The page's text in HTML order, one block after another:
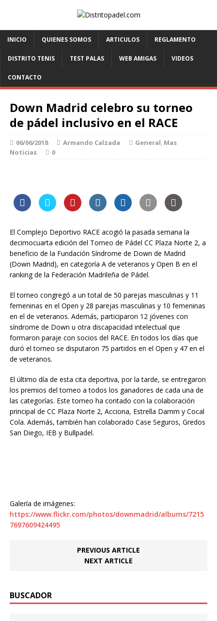
INICIO QUIENES SOMOS ARTICULOS REGLAMENTO
DISTRITO TENIS TEST PALAS WEB AMIGAS VIDEOS
CONTACTO
Down Madrid celebro su torneo
de pádel inclusivo en el RACE
06/06/2018 Armando Calzada General, Mas
Noticias
0
El Complejo Deportivo RACE acogió la pasada semana la
decimocuarta edición del Torneo de Pádel CC Plaza Norte 2, a
beneficio de la Fundación Síndrome de Down de Madrid
(Down Madrid), en categoría A de veteranos y Open B en el
ranking de la Federación Madrileña de Pádel.
El torneo congregó a un total de 50 parejas masculinas y 11
femeninas en el Open y 28 parejas masculinas y 10 femeninas
en el de veteranos. Además, participaron 12 jóvenes con
síndrome de Down u otra discapacidad intelectual que
formaron paraje con socios del RACE. En todos los días que
duró el torneo se disputaron 75 partidos en el Open y 47 en el
de veteranos.
El último día de esta cita deportiva, por la tarde, se entregaron
los premios del torneo a todos los ganadores de cada una de
las categorías. Este torneo ha contado con la colaboración
principal de CC Plaza Norte 2, Acciona, Estrella Damm y Cocal
Cola. Además, también han colaborado Case Seguros, Gredos
San Diego, IEB y Bullpadel.
Galería de imágenes:
https://www.flickr.com/photos/downmadrid/albums/7215
7697609424495
PREVIOUS ARTICLE
NEXT ARTICLE
BUSCADOR